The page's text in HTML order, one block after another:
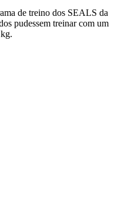
de treino dos SEALS da
pudessem treinar com um